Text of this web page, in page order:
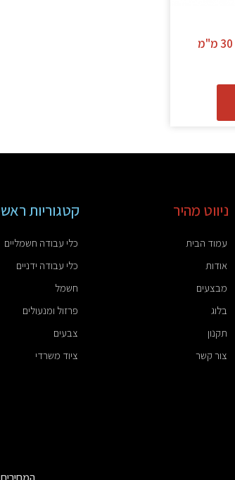
ניווט מהיר
עמוד הבית
אודות
מבצעים
בלוג
תקנון
צור קשר
קטגוריות
כלי עבודה חשמליים
כלי עבודה ידניים
חשמל
פרזול ומנעולים
צבעים
ציוד משרדי